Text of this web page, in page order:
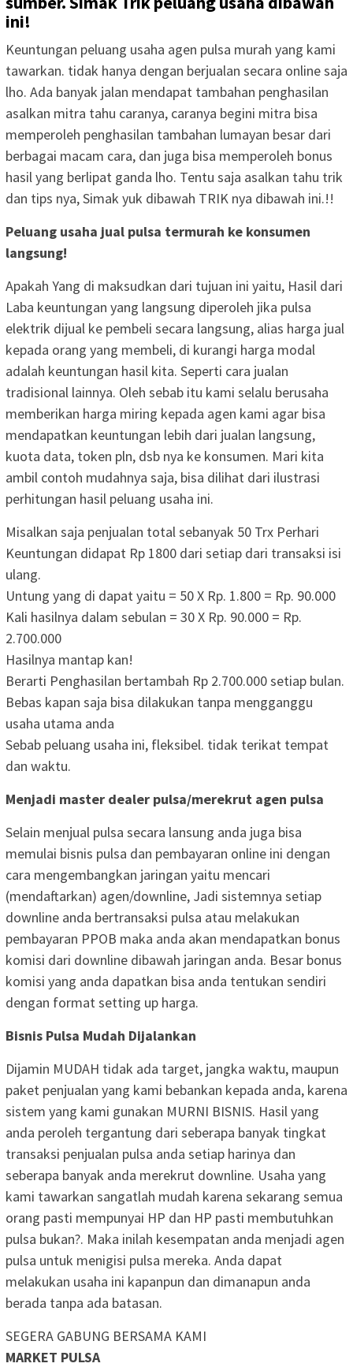
ini!
Keuntungan peluang usaha agen pulsa murah yang kami
tawarkan. tidak hanya dengan berjualan secara online saja
lho. Ada banyak jalan mendapat tambahan penghasilan
asalkan mitra tahu caranya, caranya begini mitra bisa
memperoleh penghasilan tambahan lumayan besar dari
berbagai macam cara, dan juga bisa memperoleh bonus
hasil yang berlipat ganda lho. Tentu saja asalkan tahu trik
dan tips nya, Simak yuk dibawah TRIK nya dibawah ini.!!
Peluang usaha jual pulsa termurah ke konsumen
langsung!
Apakah Yang di maksudkan dari tujuan ini yaitu, Hasil dari
Laba keuntungan yang langsung diperoleh jika pulsa
elektrik dijual ke pembeli secara langsung, alias harga jual
kepada orang yang membeli, di kurangi harga modal
adalah keuntungan hasil kita. Seperti cara jualan
tradisional lainnya. Oleh sebab itu kami selalu berusaha
memberikan harga miring kepada agen kami agar bisa
mendapatkan keuntungan lebih dari jualan langsung,
kuota data, token pln, dsb nya ke konsumen. Mari kita
ambil contoh mudahnya saja, bisa dilihat dari ilustrasi
perhitungan hasil peluang usaha ini.
Misalkan saja penjualan total sebanyak 50 Trx Perhari
Keuntungan didapat Rp 1800 dari setiap dari transaksi isi
ulang.
Untung yang di dapat yaitu = 50 X Rp. 1.800 = Rp. 90.000
Kali hasilnya dalam sebulan = 30 X Rp. 90.000 = Rp.
2.700.000
Hasilnya mantap kan!
Berarti Penghasilan bertambah Rp 2.700.000setiap bulan.
Bebas kapan saja bisa dilakukan tanpa mengganggu
usaha utama anda
Sebab peluang usaha ini, fleksibel. tidak terikat tempat
dan waktu.
Menjadi master dealer pulsa/merekrut agen pulsa
Selain menjual pulsa secara lansung anda juga bisa
memulai bisnis pulsa dan pembayaran online ini dengan
cara mengembangkan jaringan yaitu mencari
(mendaftarkan) agen/downline, Jadi sistemnya setiap
downline anda bertransaksi pulsa atau melakukan
pembayaran PPOB maka anda akan mendapatkan bonus
komisi dari downline dibawah jaringan anda. Besar bonus
komisi yang anda dapatkan bisa anda tentukan sendiri
dengan format setting up harga.
Bisnis Pulsa Mudah Dijalankan
Dijamin MUDAH tidak ada target, jangka waktu, maupun
paket penjualan yang kami bebankan kepada anda, karena
sistem yang kami gunakan MURNI BISNIS. Hasil yang
anda peroleh tergantung dari seberapa banyak tingkat
transaksi penjualan pulsa anda setiap harinya dan
seberapa banyak anda merekrut downline. Usaha yang
kami tawarkan sangatlah mudah karena sekarang semua
orang pasti mempunyai HP dan HP pasti membutuhkan
pulsa bukan?. Maka inilah kesempatan anda menjadi agen
pulsa untuk menigisi pulsa mereka. Anda dapat
melakukan usaha ini kapanpun dan dimanapun anda
berada tanpa ada batasan.
SEGERA GABUNG BERSAMA KAMI
MARKET PULSA